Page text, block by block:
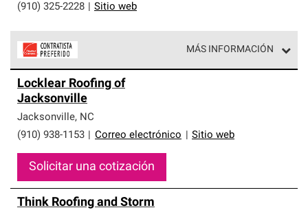
(910) 325-2228 Sitio web
MÁS INFORMACIÓN
parte de una red exclusiva de profesionales de techos
que cumplen con altos estándares y requisitos estrictos
de profesionalismo y confiabilidad.
Locklear Roofing of
Jacksonville
Jacksonville, NC
(910) 938-1153
Correo electrónico Sitio web
Solicitar una cotización
Think Roofing and Storm